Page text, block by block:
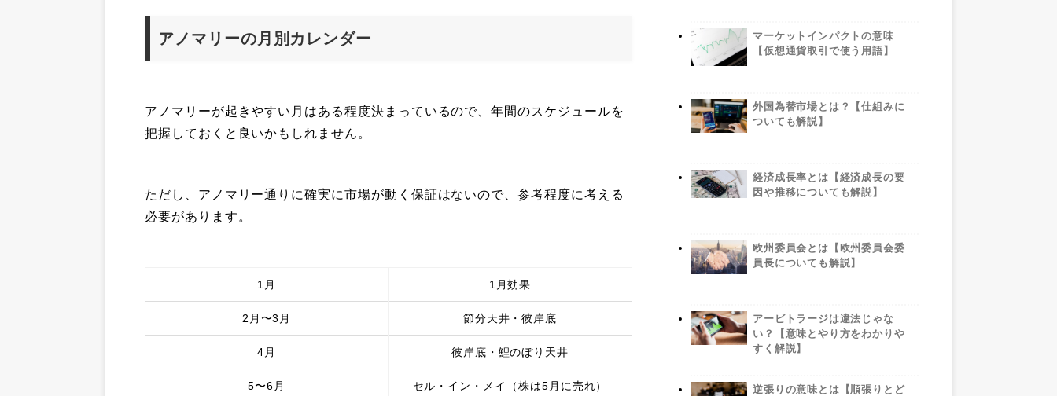
アノマリーの月別カレンダー
アノマリーが起きやすい月はある程度決まっているので、年間のスケジュールを
把握しておくと良いかもしれません。
ただし、アノマリー通りに確実に市場が動く保証はないので、参考程度に考える
必要があります。
1月 1月効果
2月〜3月 節分天井・彼岸底
4月 彼岸底・鯉のぼり天井
5〜6月 セル・イン・メイ（株は5月に売れ）
マーケットインパクトの意味
【仮想通貨取引で使う用語】
外国為替市場とは？【仕組みに
ついても解説】
経済成長率とは【経済成長の要
因や推移についても解説】
欧州委員会とは【欧州委員会委
員長についても解説】
アービトラージは違法じゃな
い？【意味とやり方をわかりや
すく解説】
逆張りの意味とは【順張りとど